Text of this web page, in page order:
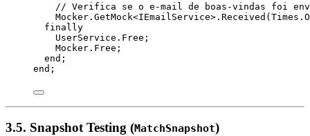
// Verifica se o e-mail de boas-vindas foi
finally
UserService.Free;
Mocker.Free;
end ;
end ;
3.5. Snapshot Testing (MatchSnapshot)